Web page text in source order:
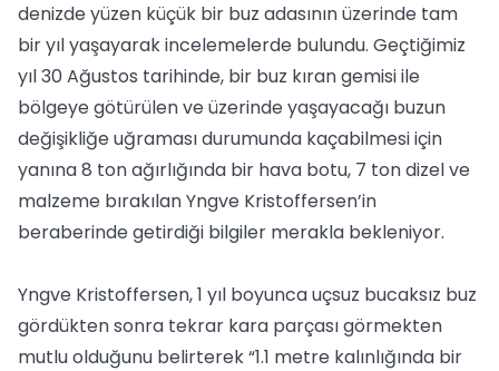
denizde yüzen küçük bir buz adasının üzerinde tam
bir yıl yaşayarak incelemelerde bulundu. Geçtiğimiz
yıl 30 Ağustos tarihinde, bir buz kıran gemisi ile
bölgeye götürülen ve üzerinde yaşayacağı buzun
değişikliğe uğraması durumunda kaçabilmesi için
yanına 8 ton ağırlığında bir hava botu, 7 ton dizel ve
malzeme bırakılan Yngve Kristoffersen’in
beraberinde getirdiği bilgiler merakla bekleniyor.
Yngve Kristoffersen, 1 yıl boyunca uçsuz bucaksız buz
gördükten sonra tekrar kara parçası görmekten
mutlu olduğunu belirterek “1.1 metre kalınlığında bir